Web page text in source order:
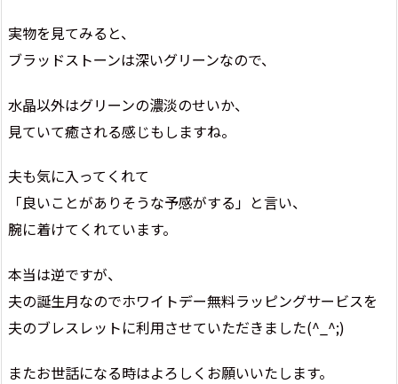
実物を見てみると、
ブラッドストーンは深いグリーンなので、
水晶以外はグリーンの濃淡のせいか、
見ていて癒される感じもしますね。
夫も気に入ってくれて
「良いことがありそうな予感がする」と言い、
腕に着けてくれています。
本当は逆ですが、
夫の誕生月なのでホワイトデー無料ラッピングサービスを
夫のブレスレットに利用させていただきました(^_^;)
またお世話になる時はよろしくお願いいたします。